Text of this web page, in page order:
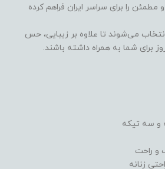
را برای سراسر ایران فراهم کرده
می‌شوند تا علاوه بر زیبایی، حس
برای شما به همراه داشته باشند.
و سه تیکه
و راحت
زنانه